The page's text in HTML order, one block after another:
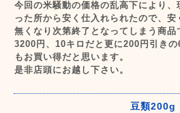
今回の米騒動の価格の乱高下により、
った所から安く仕入れられたので、安
無くなり次第終了となってしまう商品
3200円、10キロだと更に200円引き
もお買い得だと思います。
是非店頭にお越し下さい。
豆類200g